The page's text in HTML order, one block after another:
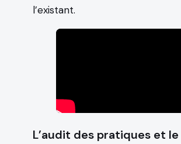
l’existant.
L’audit des pratiques et le